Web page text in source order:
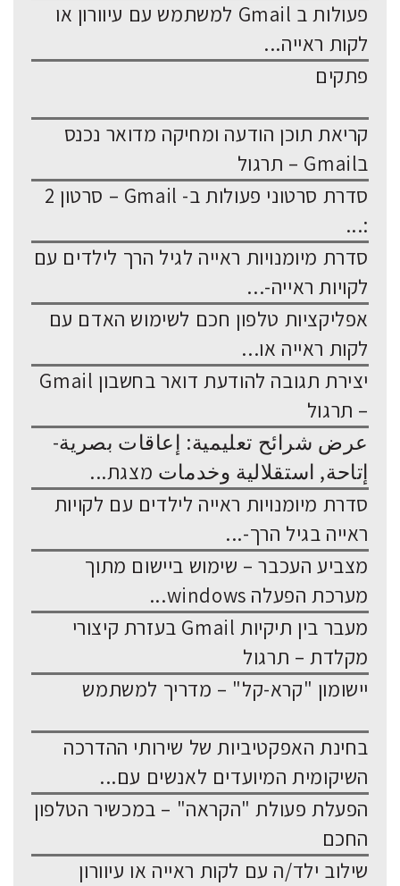
פעולות ב Gmail למשתמש עם עיוורון או
לקות ראייה...
פתקים
קריאת תוכן הודעה ומחיקה מדואר נכנס
בGmail – תרגול
סדרת סרטוני פעולות ב- Gmail – סרטון 2
:...
סדרת מיומנויות ראייה לגיל הרך לילדים עם
לקויות ראייה-...
אפליקציות טלפון חכם לשימוש האדם עם
לקות ראייה או...
יצירת תגובה להודעת דואר בחשבון Gmail
– תרגול
عرض شرائح تعليمية: إعاقات بصرية-
إتاحة, استقلالية وخدمات מצגת...
סדרת מיומנויות ראייה לילדים עם לקויות
ראייה בגיל הרך-...
מצביע העכבר – שימוש ביישום מתוך
מערכת הפעלה windows...
מעבר בין תיקיות Gmail בעזרת קיצורי
מקלדת – תרגול
יישומון "קרא-קל" – מדריך למשתמש
בחינת האפקטיביות של שירותי ההדרכה
השיקומית המיועדים לאנשים עם...
הפעלת פעולת "הקראה" – במכשיר הטלפון
החכם
שילוב ילד/ה עם לקות ראייה או עיוורון